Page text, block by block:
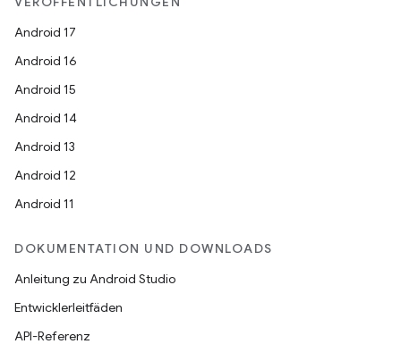
Android 17
Android 16
Android 15
Android 14
Android 13
Android 12
Android 11
DOKUMENTATION UND DOWNLOADS
Anleitung zu Android Studio
Entwicklerleitfäden
API-Referenz